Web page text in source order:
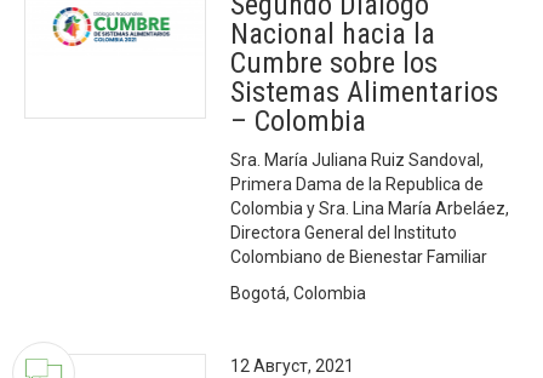
Nacional hacia la
Cumbre sobre los
Sistemas Alimentarios
– Colombia
Sra. María Juliana Ruiz Sandoval,
Primera Dama de la Republica de
Colombia y Sra. Lina María Arbeláez,
Directora General del Instituto
Colombiano de Bienestar Familiar
Bogotá, Colombia
12 Август, 2021